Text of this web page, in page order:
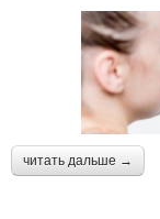
читать дальше →